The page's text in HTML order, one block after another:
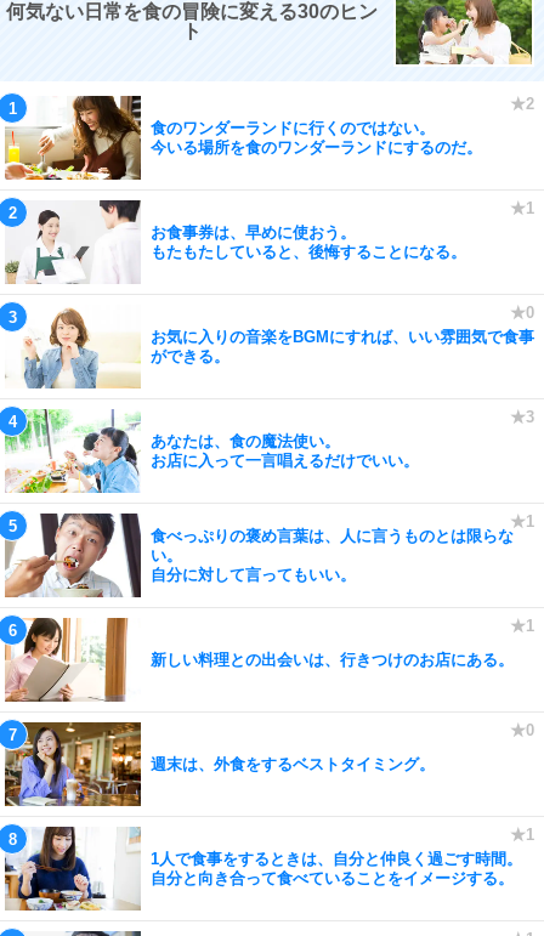
何気ない日常を食の冒険に変える30のヒン
ト
食のワンダーランドに行くのではない。
今いる場所を食のワンダーランドにするのだ。
お食事券は、早めに使おう。
もたもたしていると、後悔することになる。
お気に入りの音楽をBGMにすれば、いい雰囲気で食事
ができる。
あなたは、食の魔法使い。
お店に入って一言唱えるだけでいい。
食べっぷりの褒め言葉は、人に言うものとは限らな
い。
自分に対して言ってもいい。
新しい料理との出会いは、行きつけのお店にある。
週末は、外食をするベストタイミング。
1人で食事をするときは、自分と仲良く過ごす時間。
自分と向き合って食べていることをイメージする。